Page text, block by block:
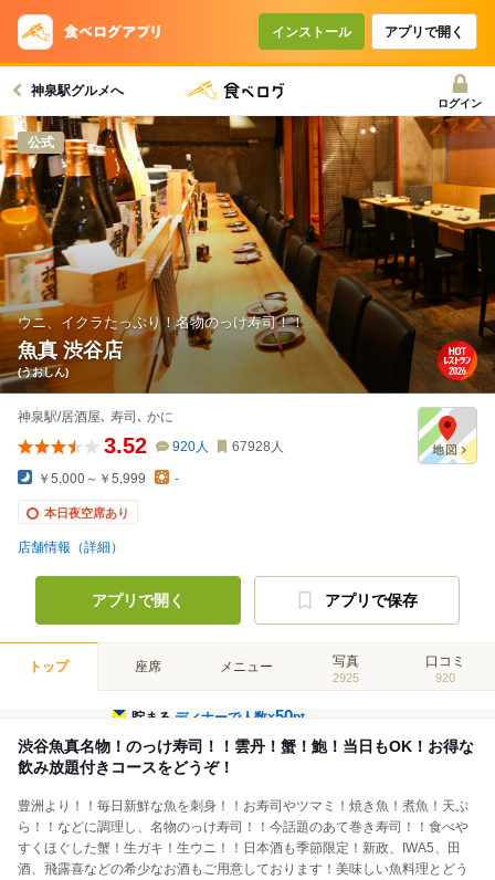
インストール アプリで開く
神泉駅グルメへ
ログイン
公式
ウニ、イクラたっぷり！名物のっけ寿司！！
魚真 渋谷店
(うおしん)
神泉駅/居酒屋､ 寿司､ かに
3.52 920人 67928 人
￥5,000～￥5,999 -
本日夜空席あり
店舗情報（詳細）
アプリで開く アプリで保存
トップ 座席 メニュー 写真
2925
口コミ
920
貯まるディナーで人数×50pt
渋谷魚真名物！のっけ寿司！！雲丹！蟹！鮑！当日もOK！お得な
飲み放題付きコースをどうぞ！
豊洲より！！毎日新鮮な魚を刺身！！お寿司やツマミ！焼き魚！煮魚！天ぷ
ら！！などに調理し、名物のっけ寿司！！今話題のあて巻き寿司！！食べや
すくほぐした蟹！生ガキ！生ウニ！！日本酒も季節限定！新政、IWA5、田
酒、飛露喜などの希少なお酒もご用意しております！美味しい魚料理とどう